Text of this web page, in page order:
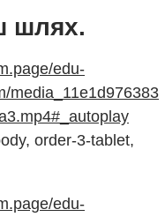
шлях.
edu-
media_11e1d976383
order-3-tablet,
edu-